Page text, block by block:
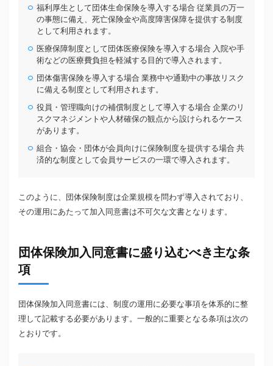
福利厚生として団体生命保険を導入する場合 従業員の万一
の事態に備え、死亡保険金や高度障害保障を提供する制度
として利用されます。
医療保障制度として団体医療保険を導入する場合 入院や手
術などの医療費負担を軽減する目的で導入されます。
団体傷害保険を導入する場合 業務中や通勤中の事故リスク
に備える制度として利用されます。
役員・管理職向けの補償制度として導入する場合 企業のリ
スクマネジメントや人材確保の観点から設けられるケース
があります。
組合・協会・団体が会員向けに保険制度を提供する場合 共
済的な制度として会員サービスの一環で導入されます。
このように、団体保険制度は企業規模を問わず導入されており、
その運用にあたって加入同意書は不可欠な文書となります。
団体保険加入同意書に盛り込むべき主な条
項
団体保険加入同意書には、制度の運用に必要な事項を体系的に整
理して記載する必要があります。一般的に重要となる条項は次の
とおりです。